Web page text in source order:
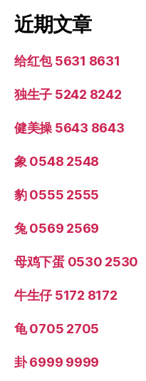
近期文章
给红包 5631 8631
独生子 5242 8242
健美操 5643 8643
象 0548 2548
豹 0555 2555
兔 0569 2569
母鸡下蛋 0530 2530
牛生仔 5172 8172
龟 0705 2705
卦 6999 9999